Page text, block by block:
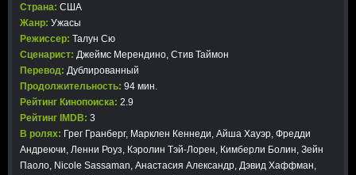
Страна: США
Жанр: Ужасы
Режиссер: Талун Сю
Сценарист: Джеймс Мерендино, Стив Таймон
Перевод: Дублированный
Продолжительность: 94 мин.
Рейтинг Кинопоиска: 2.9
Рейтинг IMDB: 3
В ролях: Грег Гранберг, Марклен Кеннеди, Айша Хауэр, Фредди
Андреючи, Ленни Роуз, Кэролин Тэй-Лорен, Кимберли Болин, Зейн
Паоло, Nicole Sassaman, Анастасия Александр, Дэвид Хаффман,